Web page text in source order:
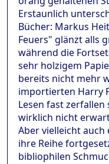
Erstaunlich
Bücher: Markus
Feuers" glänzt alls
während die
sehr holzigem
bereits nicht mehr
importierten Harry
Lesen fast zerfallen
wirklich nicht
Aber vielleicht auch
ihre Reihe
bibliophilen